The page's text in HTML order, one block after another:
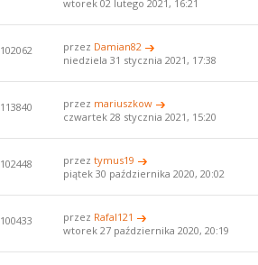
wtorek 02 lutego 2021, 16:21
102062 przez Damian82
niedziela 31 stycznia 2021, 17:38
113840 przez mariuszkow
czwartek 28 stycznia 2021, 15:20
102448 przeztymus19
piątek 30 października 2020, 20:02
100433 przez Rafal121
wtorek 27 października 2020, 20:19